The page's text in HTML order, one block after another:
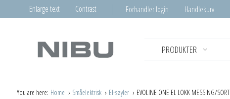
Enlarge text Contrast Forhandler login Handlekurv
PRODUKTER
You are here: Home Småelektrisk El-søyler EVOLINE ONE EL LOKK MESSING/SORT